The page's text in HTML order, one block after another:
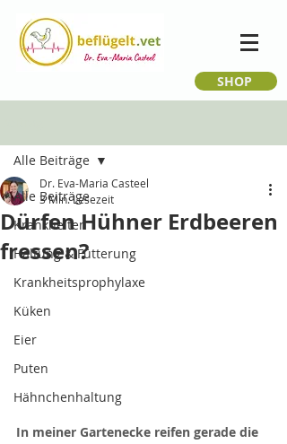
SHOP
Alle Beiträge
Krankheiten
Haltung & Fütterung
Krankheitsprophylaxe
Küken
Eier
Puten
Hähnchenhaltung
Alle Beiträge
Dürfen Hühner Erdbeeren
fressen?
Dr. Eva-Maria Casteel
3 Min. Lesezeit
In meiner Gartenecke reifen gerade die